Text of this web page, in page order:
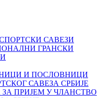
САВЕЗИ
ГРАНСКИ
И ПОСЛОВНИЦИ
САВЕЗА СРБИЈЕ
ПРИЈЕМ У ЧЛАНСТВО